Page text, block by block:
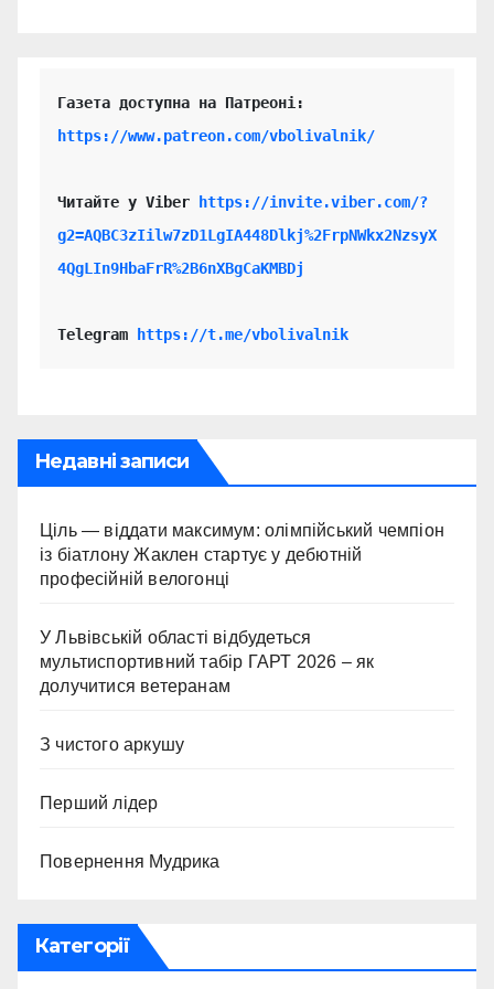
https://www.patreon.com/vbolivalnik/
Читайте у Viber
https://invite.viber.com/?
g2=AQBC3zIilw7zD1LgIA448Dlkj%2FrpNWkx2NzsyX
4QgLIn9HbaFrR%2B6nXBgCaKMBDj
Telegram https://t.me/vbolivalnik
Недавні записи
Ціль — віддати максимум: олімпійський чемпіон
із біатлону Жаклен стартує у дебютній
професійній велогонці
У Львівській області відбудеться
мультиспортивний табір ГАРТ 2026 – як
долучитися ветеранам
З чистого аркушу
Перший лідер
Повернення Мудрика
Категорії